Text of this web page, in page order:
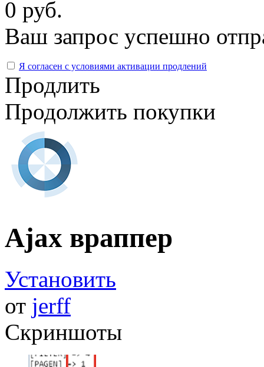
0 руб.
Ваш запрос успешно
Я согласен с условиями активации продлений
Продлить
Продолжить покупки
Ajax враппер
Установить
от jerff
Скриншоты